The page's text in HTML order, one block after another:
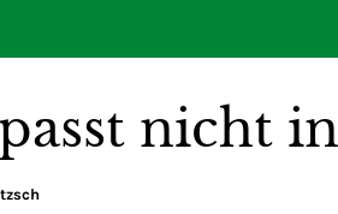
nicht